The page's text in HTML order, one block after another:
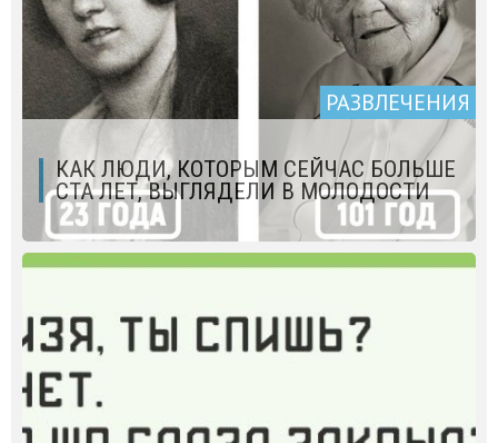
РАЗВЛЕЧЕНИЯ
КАК ЛЮДИ, КОТОРЫМ СЕЙЧАС БОЛЬШЕ
СТА ЛЕТ, ВЫГЛЯДЕЛИ В МОЛОДОСТИ